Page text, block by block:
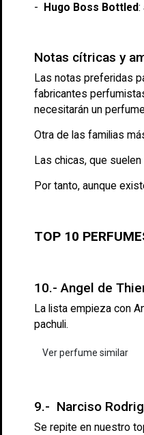
- Hugo Boss Bottled:
Notas cítricas y
Las notas preferidas
fabricantes
necesitarán un
Otra de las familias
Las chicas, que
Por tanto, aunque
TOP 10
10.- Angel de
La lista empieza con
pachuli.
Ver perfume similar
9.- Narciso
Se repite en nuestro